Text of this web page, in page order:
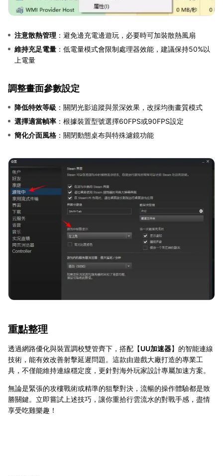
注意散熱管理 ：避免邊充電邊遊玩，必要時可加裝散熱風扇
維持充足電量 ：低電量模式會限制處理器效能，建議保持50%以
上電量
調整畫面參數設定
降低特效等級 ：關閉光影追蹤與景深效果，改採均衡畫質模式
選擇適當幀率 ：根據裝置型號選擇60FPS或90FPS設定
簡化介面風格 ：關閉動態桌布與特殊濾鏡功能
重點整理
透過網路優化與裝置調校雙管齊下，搭配【UU加速器】的智能連線
技術，能有效改善射擊延遲問題。這款由遊戲大廠打造的專業工
具，不僅能維持連線穩定度，更針對海外玩家設計專屬加速方案。
無論是緊張的攻樓戰術或精準的狙擊對決，流暢的操作體驗都是致
勝關鍵。立即嘗試上述技巧，讓你重拾行雲流水的對戰手感，盡情
享受吃雞樂趣！